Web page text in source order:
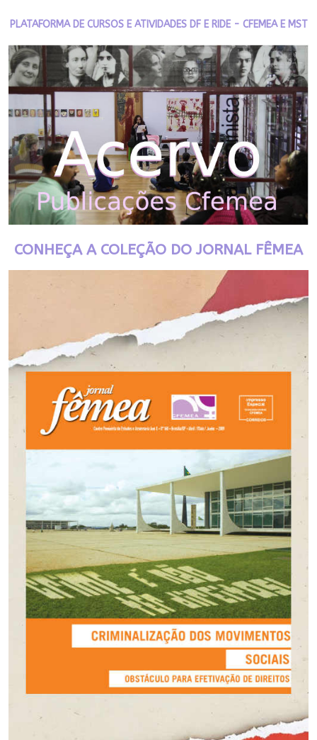
PLATAFORMA DE CURSOS E ATIVIDADES DF E RIDE - CFEMEA E MST
CONHEÇA A COLEÇÃO DO JORNAL FÊMEA